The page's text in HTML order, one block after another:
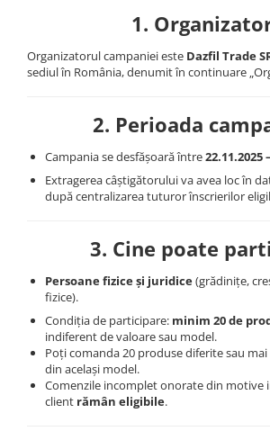
1.
Organizatorul campaniei este Dazfil Trade
sediul în România, denumit în continuare
2. Perioada
Campania se desfășoară între22.11.2025
Extragerea câștigătorului va avea loc în
după centralizarea tuturor înscrierilor
3. Cine poate
Persoane fizice și juridice(grădinițe,
fizice).
Condiția de participare: minim 20 de
indiferent de valoare sau model.
Poți comanda 20 produse diferite sau
din același model.
Comenzile incomplet onorate din motive
client rămân eligibile.